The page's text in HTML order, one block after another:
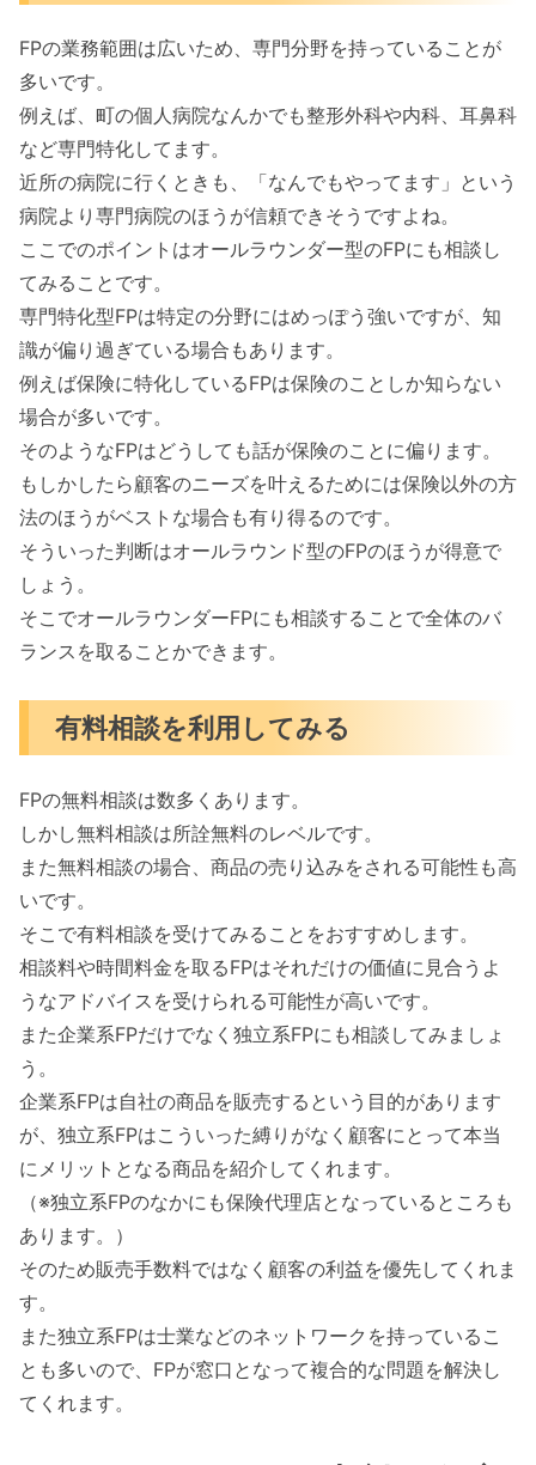
FPの業務範囲は広いため、専門分野を持っていることが
多いです。
例えば、町の個人病院なんかでも整形外科や内科、耳鼻科
など専門特化してます。
近所の病院に行くときも、「なんでもやってます」という
病院より専門病院のほうが信頼できそうですよね。
ここでのポイントはオールラウンダー型のFPにも相談し
てみることです。
専門特化型FPは特定の分野にはめっぽう強いですが、知
識が偏り過ぎている場合もあります。
例えば保険に特化しているFPは保険のことしか知らない
場合が多いです。
そのようなFPはどうしても話が保険のことに偏ります。
もしかしたら顧客のニーズを叶えるためには保険以外の方
法のほうがベストな場合も有り得るのです。
そういった判断はオールラウンド型のFPのほうが得意で
しょう。
そこでオールラウンダーFPにも相談することで全体のバ
ランスを取ることかできます。
有料相談を利用してみる
FPの無料相談は数多くあります。
しかし無料相談は所詮無料のレベルです。
また無料相談の場合、商品の売り込みをされる可能性も高
いです。
そこで有料相談を受けてみることをおすすめします。
相談料や時間料金を取るFPはそれだけの価値に見合うよ
うなアドバイスを受けられる可能性が高いです。
また企業系FPだけでなく独立系FPにも相談してみましょ
う。
企業系FPは自社の商品を販売するという目的があります
が、独立系FPはこういった縛りがなく顧客にとって本当
にメリットとなる商品を紹介してくれます。
（※独立系FPのなかにも保険代理店となっているところも
あります。）
そのため販売手数料ではなく顧客の利益を優先してくれま
す。
また独立系FPは士業などのネットワークを持っているこ
とも多いので、FPが窓口となって複合的な問題を解決し
てくれます。